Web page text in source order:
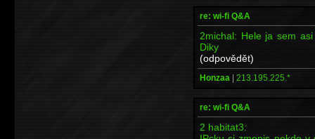
re: wi-fi Q&A
2michal: Hele ja sem
Diky
(odpovědět)
Honzaa | 213.195.225.*
re: wi-fi Q&A
2 habitat3: